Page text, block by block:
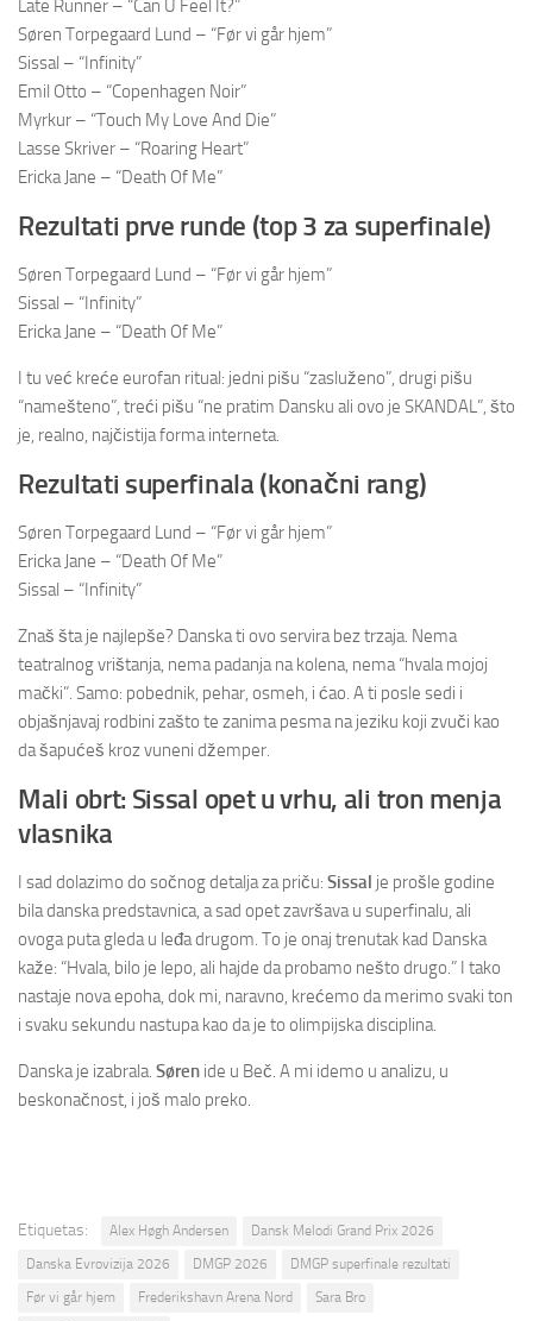
Late Runner – “Can U Feel It?”
Søren Torpegaard Lund – “Før vi går hjem”
Sissal – “Infinity”
Emil Otto – “Copenhagen Noir”
Myrkur – “Touch My Love And Die”
Lasse Skriver – “Roaring Heart”
Ericka Jane – “Death Of Me”
Rezultati prve runde (top 3 za superfinale)
Søren Torpegaard Lund – “Før vi går hjem”
Sissal – “Infinity”
Ericka Jane – “Death Of Me”
I tu već kreće eurofan ritual: jedni pišu “zasluženo”, drugi pišu
“namešteno”, treći pišu “ne pratim Dansku ali ovo je SKANDAL”, što
je, realno, najčistija forma interneta.
Rezultati superfinala (konačni rang)
Søren Torpegaard Lund – “Før vi går hjem”
Ericka Jane – “Death Of Me”
Sissal – “Infinity”
Znaš šta je najlepše? Danska ti ovo servira bez trzaja. Nema
teatralnog vrištanja, nema padanja na kolena, nema “hvala mojoj
mački”. Samo: pobednik, pehar, osmeh, i ćao. A ti posle sedi i
objašnjavaj rodbini zašto te zanima pesma na jeziku koji zvuči kao
da šapućeš kroz vuneni džemper.
Mali obrt: Sissal opet u vrhu, ali tron menja
vlasnika
I sad dolazimo do sočnog detalja za priču: Sissal je prošle godine
bila danska predstavnica, a sad opet završava u superfinalu, ali
ovoga puta gleda u leđa drugom. To je onaj trenutak kad Danska
kaže: “Hvala, bilo je lepo, ali hajde da probamo nešto drugo.” I tako
nastaje nova epoha, dok mi, naravno, krećemo da merimo svaki ton
i svaku sekundu nastupa kao da je to olimpijska disciplina.
Danska je izabrala. Søren ide u Beč. A mi idemo u analizu, u
beskonačnost, i još malo preko.
Etiquetas: Alex Høgh Andersen
Dansk Melodi Grand Prix 2026
Danska Evrovizija 2026
DMGP 2026
DMGP superfinale rezultati
Før vi går hjem
Frederikshavn Arena Nord
Sara Bro